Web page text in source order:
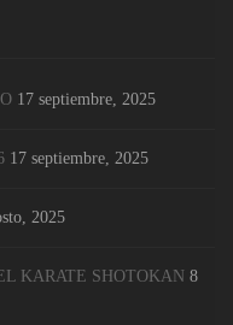
17 septiembre, 2025
17 septiembre, 2025
2025
KARATE SHOTOKAN 8